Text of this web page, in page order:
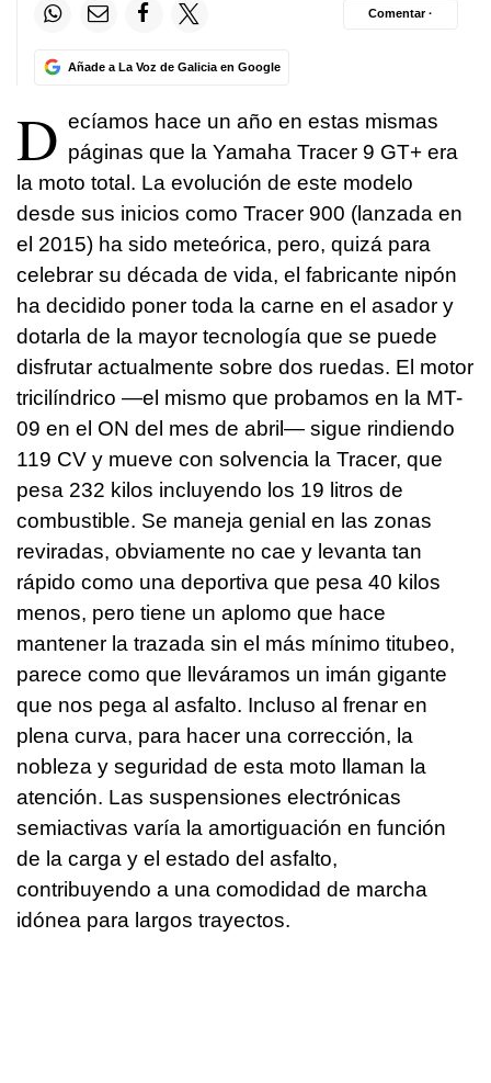
Añade a La Voz de Galicia en Google
Comentar ·
D ecíamos hace un año en estas mismas
páginas que la Yamaha Tracer 9 GT+ era
la moto total. La evolución de este modelo
desde sus inicios como Tracer 900 (lanzada en
el 2015) ha sido meteórica, pero, quizá para
celebrar su década de vida, el fabricante nipón
ha decidido poner toda la carne en el asador y
dotarla de la mayor tecnología que se puede
disfrutar actualmente sobre dos ruedas. El motor
tricilíndrico —el mismo que probamos en la MT-
09 en el ON del mes de abril— sigue rindiendo
119 CV y mueve con solvencia la Tracer, que
pesa 232 kilos incluyendo los 19 litros de
combustible. Se maneja genial en las zonas
reviradas, obviamente no cae y levanta tan
rápido como una deportiva que pesa 40 kilos
menos, pero tiene un aplomo que hace
mantener la trazada sin el más mínimo titubeo,
parece como que lleváramos un imán gigante
que nos pega al asfalto. Incluso al frenar en
plena curva, para hacer una corrección, la
nobleza y seguridad de esta moto llaman la
atención. Las suspensiones electrónicas
semiactivas varía la amortiguación en función
de la carga y el estado del asfalto,
contribuyendo a una comodidad de marcha
idónea para largos trayectos.